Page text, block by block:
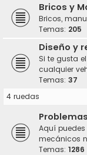
Bricos y
Bricos,
Temas: 205
Diseño y
Si te gusta
cualquier
Temas: 37
4 ruedas
Aquí
mecánicos
Temas: 1286